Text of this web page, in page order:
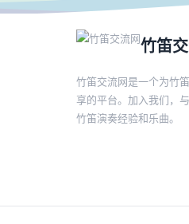
竹笛
竹笛交流网是一个为竹
享的平台。加入我们，
竹笛演奏经验和乐曲。